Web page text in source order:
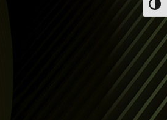
הפעל/כבה ניגודיות גבוהה